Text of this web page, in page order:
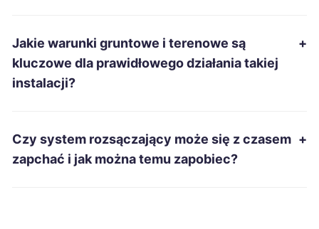
Sanok 380 zł
Tarnobrzeg 381 zł
Jakie warunki gruntowe i terenowe są
kluczowe dla prawidłowego działania takiej
instalacji?
+
Czy system rozsączający może się z czasem
zapchać i jak można temu zapobiec?
+